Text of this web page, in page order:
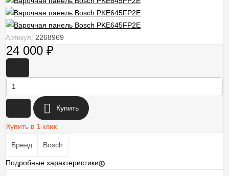
Артикул: 2268969
24 000 ₽
Купить
Купить в 1 клик
Бренд Bosch
Подробные характеристики